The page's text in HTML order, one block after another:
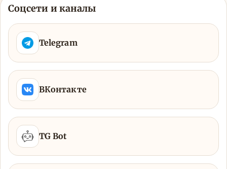
Соцсети и каналы
Telegram
ВКонтакте
TG Bot